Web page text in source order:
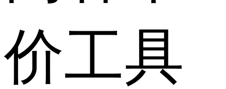
价工具